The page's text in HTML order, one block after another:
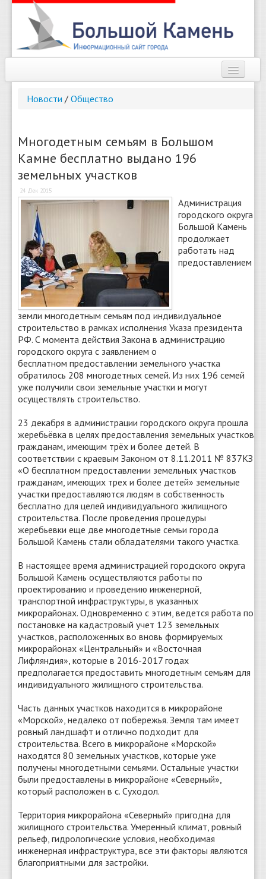
Новости
Справочник
О сайте
Найти
Новости / Общество
Многодетным семьям в Большом
Камне бесплатно выдано 196
земельных участков
24 Дек 2015
Администрация
городского округа
Большой Камень
продолжает
работать над
предоставлением
земли многодетным семьям под индивидуальное
строительство в рамках исполнения Указа президента
РФ. С момента действия Закона в администрацию
городского округа с заявлением о
бесплатном предоставлении земельного участка
обратилось 208 многодетных семей. Из них 196 семей
уже получили свои земельные участки и могут
осуществлять строительство.
23 декабря в администрации городского округа прошла
жеребьёвка в целях предоставления земельных участков
гражданам, имеющим трёх и более детей. В
соответствии с краевым Законом от 8.11.2011 № 837КЗ
«О бесплатном предоставлении земельных участков
гражданам, имеющих трех и более детей» земельные
участки предоставляются людям в собственность
бесплатно для целей индивидуального жилищного
строительства. После проведения процедуры
жеребьевки еще две многодетные семьи города
Большой Камень стали обладателями такого участка.
В настоящее время администрацией городского округа
Большой Камень осуществляются работы по
проектированию и проведению инженерной,
транспортной инфраструктуры, в указанных
микрорайонах. Одновременно с этим, ведется работа по
постановке на кадастровый учет 123 земельных
участков, расположенных во вновь формируемых
микрорайонах «Центральный» и «Восточная
Лифляндия», которые в 2016-2017 годах
предполагается предоставить многодетным семьям для
индивидуального жилищного строительства.
Часть данных участков находится в микрорайоне
«Морской», недалеко от побережья. Земля там имеет
ровный ландшафт и отлично подходит для
строительства. Всего в микрорайоне «Морской»
находятся 80 земельных участков, которые уже
получены многодетными семьями. Остальные участки
были предоставлены в микрорайоне «Северный»,
который расположен в с. Суходол.
Территория микрорайона «Северный» пригодна для
жилищного строительства. Умеренный климат, ровный
рельеф, гидрологические условия, необходимая
инженерная инфраструктура, все эти факторы являются
благоприятными для застройки.